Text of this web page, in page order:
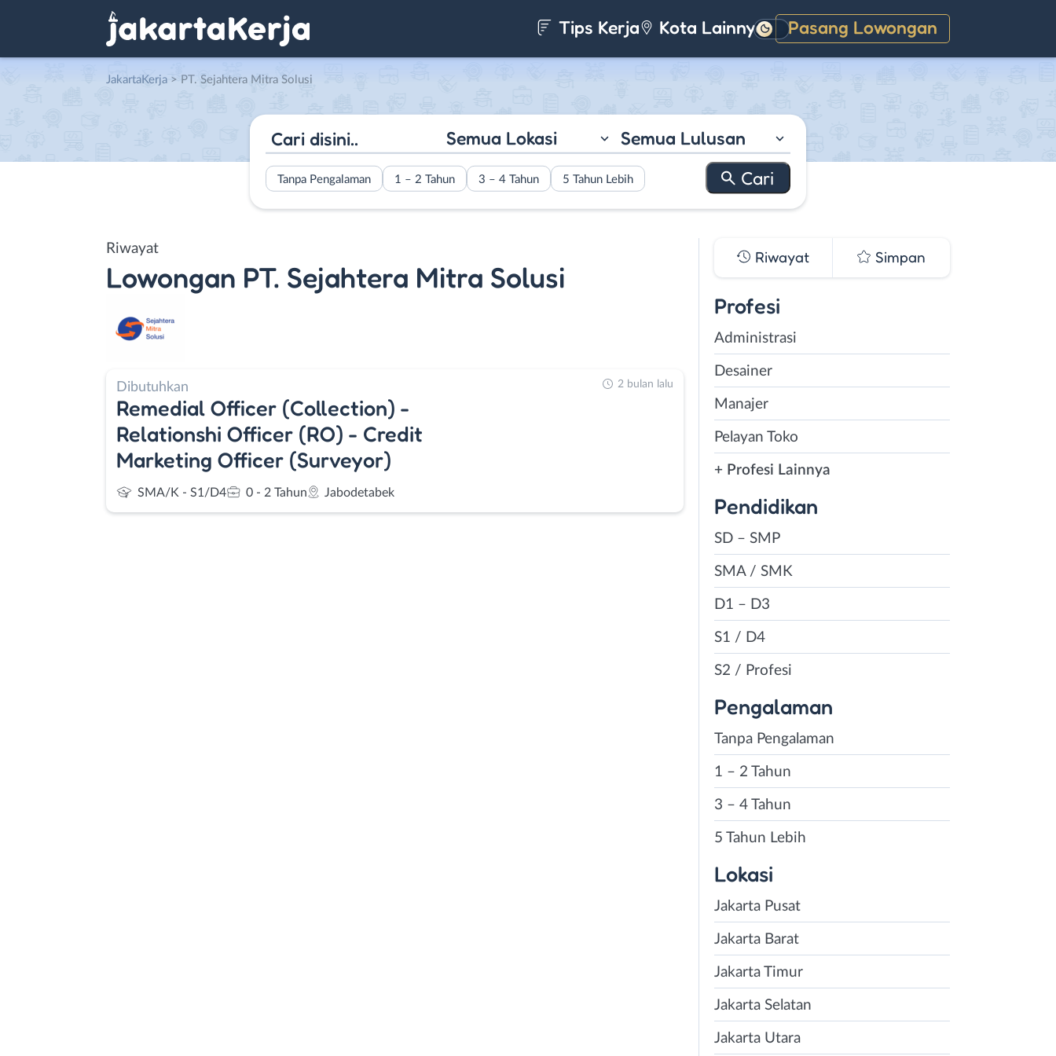
Tips Kerja Kota Lainnya Pasang Lowongan
Gelap
JakartaKerja > PT. Sejahtera Mitra Solusi
Semua Lokasi Semua Lulusan
Tanpa Pengalaman 1 – 2 Tahun 3 – 4 Tahun 5 Tahun Lebih
Riwayat
Lowongan PT. Sejahtera Mitra Solusi
Dibutuhkan
Remedial Officer (Collection) -
Relationshi Officer (RO) - Credit
Marketing Officer (Surveyor)
SMA/K - S1/D4 0 - 2 Tahun Jabodetabek
2 bulan lalu
Riwayat Simpan
Profesi
Administrasi
Desainer
Manajer
Pelayan Toko
+ Profesi Lainnya
Pendidikan
SD – SMP
SMA / SMK
D1 – D3
S1 / D4
S2 / Profesi
Pengalaman
Tanpa Pengalaman
1 – 2 Tahun
3 – 4 Tahun
5 Tahun Lebih
Lokasi
Jakarta Pusat
Jakarta Barat
Jakarta Timur
Jakarta Selatan
Jakarta Utara